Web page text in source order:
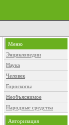
Меню
Энциклопедии
Наука
Человек
Гороскопы
Необъяснимое
Народные средства
Авторизация